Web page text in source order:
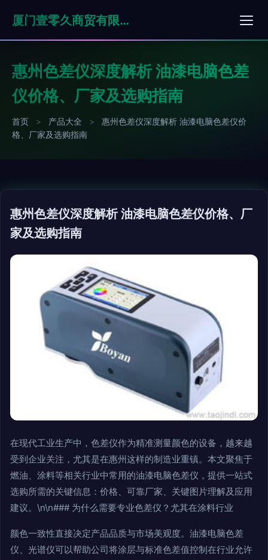
厦门壹零久商贸有限公司
惠州色差仪深度解析 油漆电脑色差
仪价格、厂家及选购指南
首页 > 产品大全 >
惠州色差仪深度解析 油漆电脑色差仪价
格、厂家及选购指南
惠州色差仪深度解析 油漆电脑色差仪价格、厂
家及选购指南
在现代工业生产中，色差仪作为精准测量颜色的设备，越来越
受到企业关注，尤其是在惠州这样的制造业重镇。本文聚焦于
燃油、涂料等相关行业中常用的油漆电脑色差仪，提供一站式
选购所需的关键信息：价格、可靠厂家、关键图片理解及应用
建议。\n\n### 为什么需要专业色差仪？尤其在涂料行业
颜色一致性直接决定产品品质与市场美观度。油漆电脑色差
仪、光谱仪可以帮助公司将涂层与标准色差值控制在行业允许